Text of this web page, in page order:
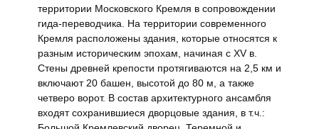
территории Московского Кремля в сопровождении
гида-переводчика. На территории современного
Кремля расположены здания, которые относятся к
разным историческим эпохам, начиная с XV в.
Стены древней крепости протягиваются на 2,5 км и
включают 20 башен, высотой до 80 м, а также
четверо ворот. В состав архитектурного ансамбля
входят сохранившиеся дворцовые здания, в т.ч.: